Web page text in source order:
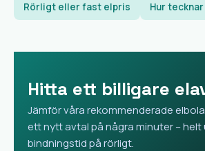
Rörligt eller fast elpris Hur
Hitta ett billigare
Jämför våra rekommenderade
ett nytt avtal på några minuter – helt
bindningstid på rörligt.